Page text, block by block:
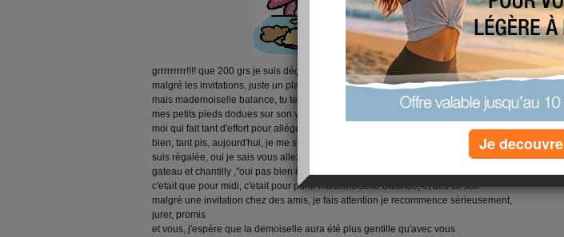
grrrrrrrrr!!!! que 200 grs je suis déçue, déçue et déçue j'ai fait super attention,
malgré les invitations, juste un plat, pas d'entrée, pas de dessert, et là!!! que 200grs
mais mademoiselle balance, tu te fiches de moi, pourtant je lui ai mis, délicatement
mes petits pieds dodues sur son ventre, et en douceur, et elle m'annonce que ça !!
moi qui fait tant d'effort pour alléger ses souffrances, quand je monte sur elle, eh!
bien, tant pis, aujourd'hui, je me suis lâchée,charcuterie,une vrai cochonne, je me
suis régalée, oui je sais vous allez dire "pas bien" et ensuite une superbe part de
gateau et chantilly ,"oui pas bien non plus" ,mais ne vous affolez pas les filles,
c'etait que pour midi, c'etait pour punir mademoiselle balance, et dés ce soir
malgré une invitation chez des amis, je fais attention je recommence sérieusement,
jurer, promis
et vous, j'espére que la demoiselle aura été plus gentille qu'avec vous
Je decouvre